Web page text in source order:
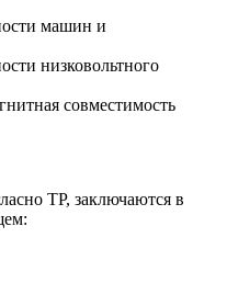
машин и
низковольтного
совместимость
ТР, заключаются в